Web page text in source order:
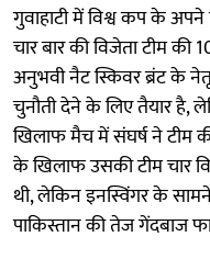
गुवाहाटी में विश्व कप के
चार बार की विजेता टीम की
अनुभवी नैट स्किवर ब्रंट के
चुनौती देने के लिए तैयार है,
खिलाफ मैच में संघर्ष ने टीम
के खिलाफ उसकी टीम चार
थी, लेकिन इनस्विंगर के
पाकिस्तान की तेज गेंदबाज